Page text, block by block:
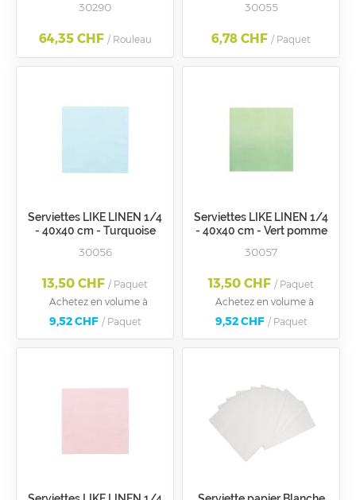
30290
64,35 CHF / Rouleau
30055
6,78 CHF / Paquet
Serviettes LIKE LINEN 1/4
- 40x40 cm - Turquoise
30056
13,50 CHF / Paquet
Achetez en volume à
9,52 CHF / Paquet
Serviettes LIKE LINEN 1/4
- 40x40 cm - Vert pomme
30057
13,50 CHF / Paquet
Achetez en volume à
9,52 CHF / Paquet